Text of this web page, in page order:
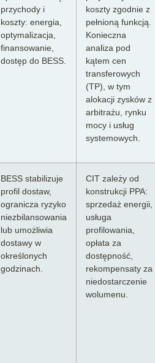
przychody i
koszty: energia,
optymalizacja,
finansowanie,
dostęp do BESS.
koszty zgodnie z
pełnioną funkcją.
Konieczna
analiza pod
kątem cen
transferowych
(TP), w tym
alokacji zysków z
arbitrażu, rynku
mocy i usług
systemowych.
BESS stabilizuje
profil dostaw,
ogranicza ryzyko
niezbilansowania
lub umożliwia
dostawy w
określonych
godzinach.
CIT zależy od
konstrukcji PPA:
sprzedaż energii,
usługa
profilowania,
opłata za
dostępność,
rekompensaty za
niedostarczenie
wolumenu.